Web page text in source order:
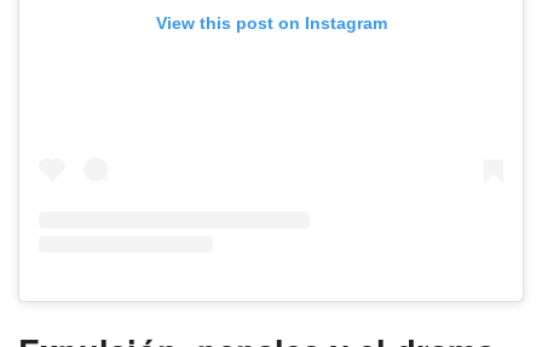
View this post on Instagram